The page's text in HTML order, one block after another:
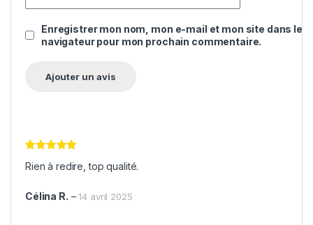
Enregistrer mon nom, mon e-mail et mon site dans le
navigateur pour mon prochain commentaire.
5
Rien à redire, top qualité.
Célina R. –14 avril 2025